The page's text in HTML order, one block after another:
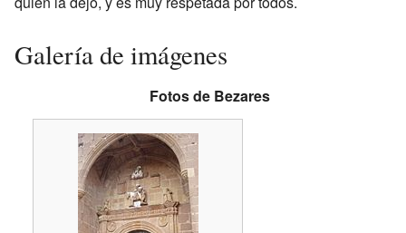
Galería de imágenes
Fotos de Bezares